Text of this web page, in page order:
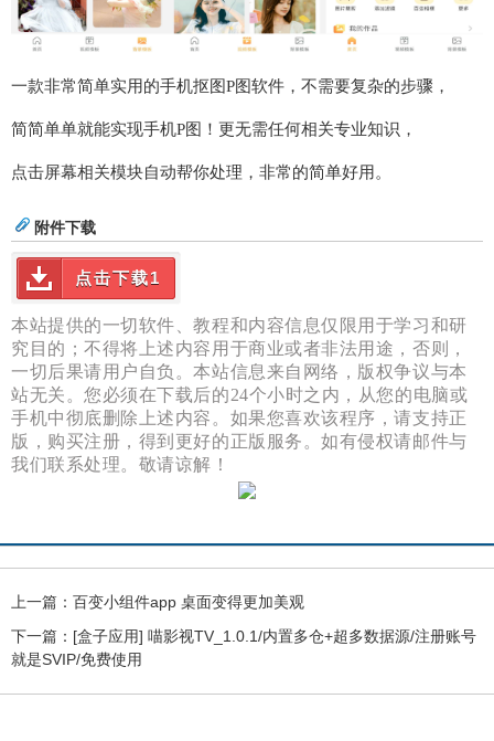
一款非常简单实用的手机抠图P图软件，不需要复杂的步骤，
简简单单就能实现手机P图！更无需任何相关专业知识，
点击屏幕相关模块自动帮你处理，非常的简单好用。
附件下载
点击下载1
本站提供的一切软件、教程和内容信息仅限用于学习和研
究目的；不得将上述内容用于商业或者非法用途，否则，
一切后果请用户自负。本站信息来自网络，版权争议与本
站无关。您必须在下载后的24个小时之内，从您的电脑或
手机中彻底删除上述内容。如果您喜欢该程序，请支持正
版，购买注册，得到更好的正版服务。如有侵权请邮件与
我们联系处理。敬请谅解！
上一篇： 百变小组件app 桌面变得更加美观
下一篇： [盒子应用] 喵影视TV_1.0.1/内置多仓+超多数据源/注册账号
就是SVIP/免费使用